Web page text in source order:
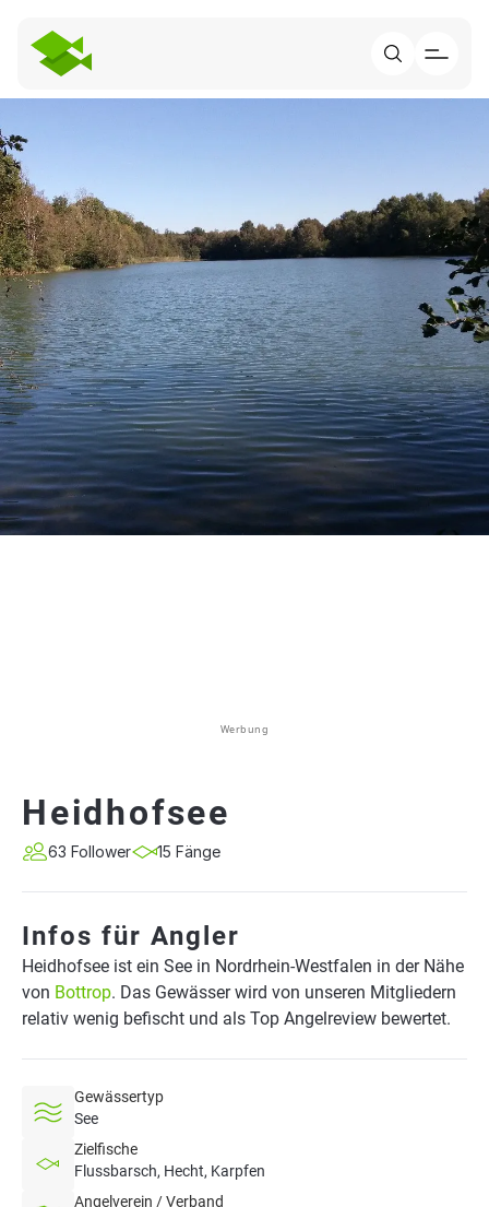
Werbung
Heidhofsee
63 Follower 15 Fänge
Infos für Angler
Heidhofsee ist ein See in Nordrhein-Westfalen in der Nähe
von Bottrop. Das Gewässer wird von unseren Mitgliedern
relativ wenig befischt und als Top Angelreview bewertet.
Gewässertyp
See
Zielfische
Flussbarsch, Hecht, Karpfen
Angelverein / Verband